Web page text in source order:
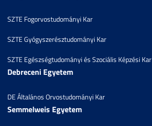
SZTE Fogorvostudományi Kar
SZTE Gyógyszerésztudományi Kar
SZTE Egészségtudományi és Szociális Képzési Kar
Debreceni Egyetem
DE Általános Orvostudományi Kar
Semmelweis Egyetem